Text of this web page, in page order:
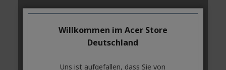
Willkommen im Acer Store
Deutschland
Uns ist aufgefallen, dass Sie von